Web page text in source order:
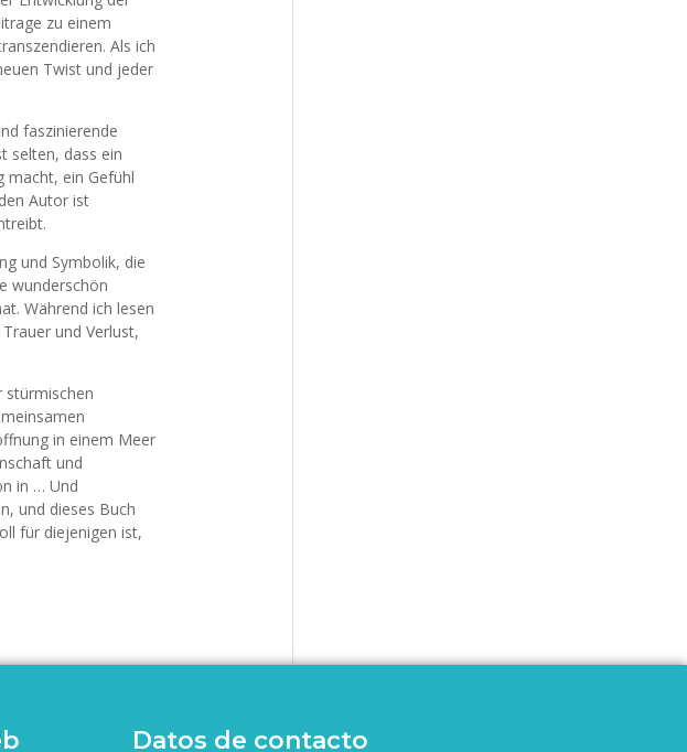
zu einem
Als ich
Twist und jeder
faszinierende
selten, dass ein
macht, ein Gefühl
Autor ist
und Symbolik, die
wunderschön
Während ich lesen
und Verlust,
stürmischen
in einem Meer
und
in … Und
und dieses Buch
für diejenigen ist,
Datos de contacto